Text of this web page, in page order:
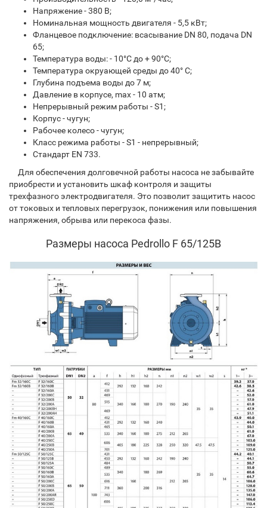
Напряжение - 380 В;
Номинальная мощность двигателя - 5,5 кВт;
Фланцевое подключение: всасывание DN 80, подача DN
65;
Температура воды: - 10°С до + 90°С;
Температура окруающей среды до 40° С;
Глубина подъема воды до 7 м;
Давление в корпусе, max - 10 атм;
Непрерывный режим работы - S1;
Корпус - чугун;
Рабочее колесо - чугун;
Класс режима работы - S1 - непрерывный;
Стандарт EN 733.
Для обеспечения долговечной работы насоса не забывайте
приобрести и установить шкаф контроля и защиты
трехфазного электродвигателя. Это позволит защитить насос
от токовых и тепловых перегрузок, понижения или повышения
напряжения, обрыва или перекоса фазы.
Размеры насоса Pedrollo F 65/125B